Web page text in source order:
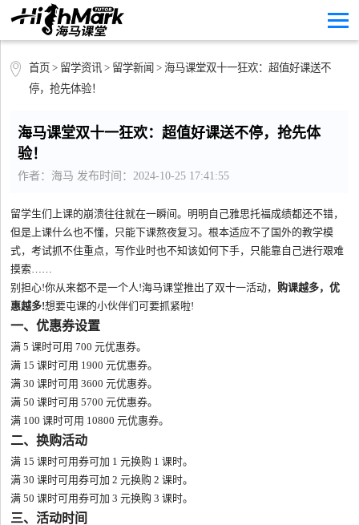
首页 > 留学资讯> 留学新闻 > 海马课堂双十一狂欢：超值好课送不
停，抢先体验！
海马课堂双十一狂欢：超值好课送不停，抢先体
验！
作者：海马 发布时间：2024-10-25 17:41:55
留学生们上课的崩溃往往就在一瞬间。明明自己雅思托福成绩都还不错，
但是上课什么也不懂，只能下课熬夜复习。根本适应不了国外的教学模
式，考试抓不住重点，写作业时也不知该如何下手，只能靠自己进行艰难
摸索……
别担心!你从来都不是一个人!海马课堂推出了双十一活动， 购课越多，优
惠越多!想要屯课的小伙伴们可要抓紧啦!
一、优惠券设置
满 5 课时可用 700 元优惠券。
满 15 课时可用 1900 元优惠券。
满 30 课时可用 3600 元优惠券。
满 50 课时可用 5700 元优惠券。
满 100 课时可用 10800 元优惠券。
二、换购活动
满 15 课时可用券可加 1 元换购 1 课时。
满 30 课时可用券可加 2 元换购 2 课时。
满 50 课时可用券可加 3 元换购 3 课时。
三、活动时间